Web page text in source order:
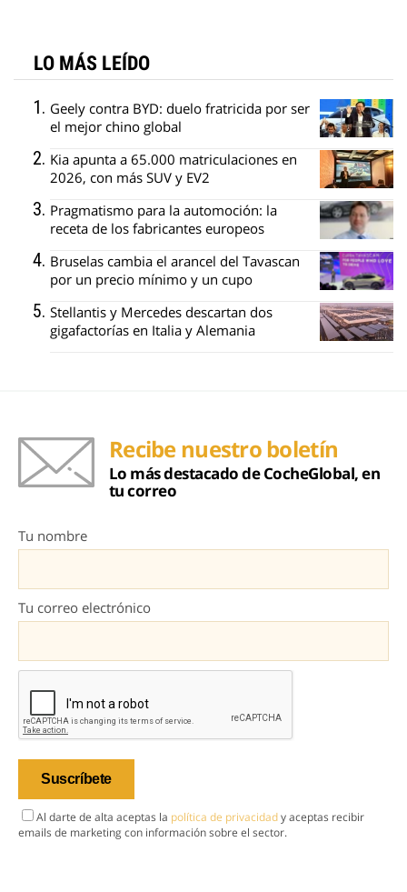
LO MÁS LEÍDO
Geely contra BYD: duelo fratricida por ser
el mejor chino global
Kia apunta a 65.000 matriculaciones en
2026, con más SUV y EV2
Pragmatismo para la automoción: la
receta de los fabricantes europeos
Bruselas cambia el arancel del Tavascan
por un precio mínimo y un cupo
Stellantis y Mercedes descartan dos
gigafactorías en Italia y Alemania
Recibe nuestro boletín
Lo más destacado de CocheGlobal, en
tu correo
Tu nombre
Tu correo electrónico
Al darte de alta aceptas la política de privacidady aceptas recibir
emails de marketing con información sobre el sector.